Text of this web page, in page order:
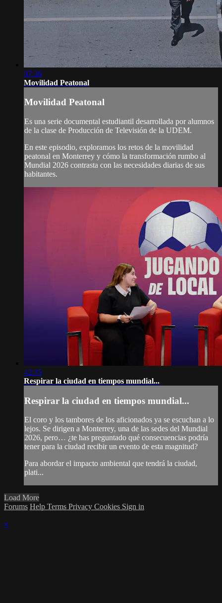
07:36
Movilidad Peatonal
Movilidad Peatonal
Es una serie documental estudiantil desarrollada por alumnos
de la clase de Producción de Televisión de la UDEM.
En este episodio, exploramos los retos de la movilidad
peatonal en Monterrey y cómo la transformación rumbo al
Mundial 2026 contrasta con las necesidades diarias de sus
habitantes.
42:35
Respirar la ciudad en tiempos mundial...
Respirar la ciudad en tiempos mundial...
El coro y los tambores de los aficionados ya se escuchan a lo
lejos. Se dirigen a Monterrey, una de las sedes del Mundial
2026, pero… ¿te has preguntado qué consecuencias podría
tener para la ciudad recibir un evento de esta magnitud?
Para abordar el impacto ambiental que tendrá la ciudad,
plati...
Load More
Forums Help Terms Privacy Cookies Sign in
×